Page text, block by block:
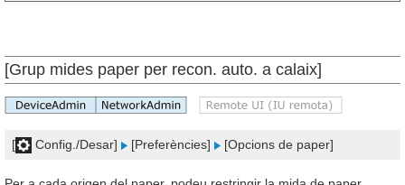
[Grup mides paper per recon. auto. a calaix]
[ Config./Desar] [Preferències] [Opcions de paper]